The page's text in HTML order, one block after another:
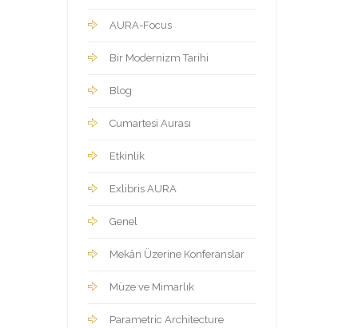
AURA-Focus
Bir Modernizm Tarihi
Blog
Cumartesi Aurası
Etkinlik
Exlibris AURA
Genel
Mekân Üzerine Konferanslar
Müze ve Mimarlık
Parametric Architecture